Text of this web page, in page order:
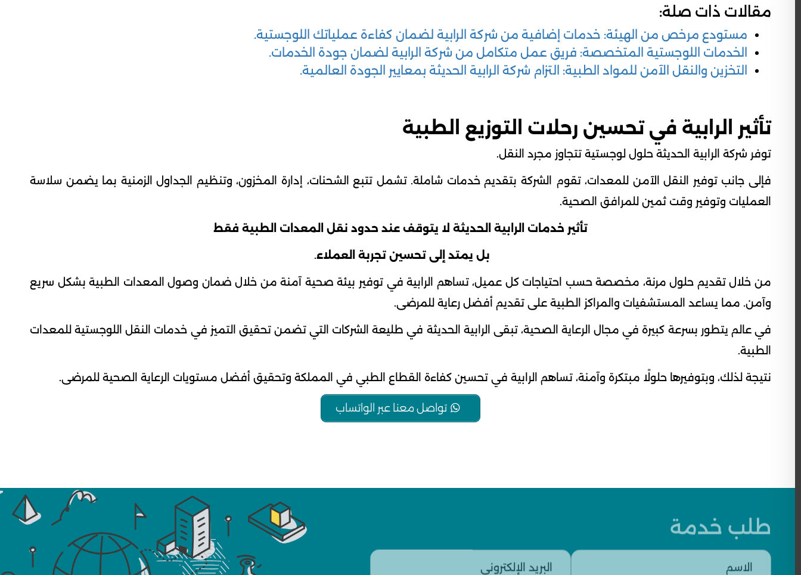
مقالات ذات صلة:
مستودع مرخص من الهيئة: خدمات إضافية من شركة الرابية لضمان كفاءة عملياتك اللوجستية.
الخدمات اللوجستية المتخصصة: فريق عمل متكامل من شركة الرابية لضمان جودة الخدمات.
التخزين والنقل الآمن للمواد الطبية: التزام شركة الرابية الحديثة بمعايير الجودة العالمية.
تأثير الرابية في تحسين رحلات التوزيع الطبية
توفر شركة الرابية الحديثة حلول لوجستية تتجاوز مجرد النقل.
فإلى جانب توفير النقل الآمن للمعدات، تقوم الشركة بتقديم خدمات شاملة. تشمل تتبع الشحنات، إدارة المخزون، وتنظيم الجداول الزمنية بما يضمن سلاسة
العمليات وتوفير وقت ثمين للمرافق الصحية.
تأثير خدمات الرابية الحديثة لا يتوقف عند حدود نقل المعدات الطبية فقط
بل يمتد إلى تحسين تجربة العملاء.
من خلال تقديم حلول مرنة، مخصصة حسب احتياجات كل عميل، تساهم الرابية في توفير بيئة صحية آمنة من خلال ضمان وصول المعدات الطبية بشكل سريع
وآمن. مما يساعد المستشفيات والمراكز الطبية على تقديم أفضل رعاية للمرضى.
في عالم يتطور بسرعة كبيرة في مجال الرعاية الصحية، تبقى الرابية الحديثة في طليعة الشركات التي تضمن تحقيق التميز في خدمات النقل اللوجستية للمعدات
الطبية.
نتيجة لذلك، وبتوفيرها حلولًا مبتكرة وآمنة، تساهم الرابية في تحسين كفاءة القطاع الطبي في المملكة وتحقيق أفضل مستويات الرعاية الصحية للمرضى.
تواصل معنا عبر الواتساب
طلب خدمة
الاسم
(مطلوب)
البريد
الإلكتروني
(مطلوب)
العمل
(مطلوب)
اسم
الشركة
(مطلوب)
الخدمات
الرئيسية
(مطلوب)
الخدمات
الفرعية
(مطلوب)
المدينة
الرسالة